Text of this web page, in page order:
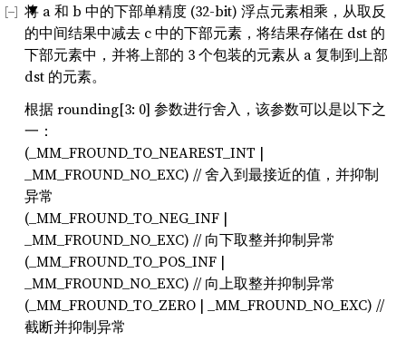
将 a 和 b 中的下部单精度 (32-bit) 浮点元素相乘，从取反
的中间结果中减去 c 中的下部元素，将结果存储在 dst 的
下部元素中，并将上部的 3 个包装的元素从 a 复制到上部
dst 的元素。
根据 rounding[3: 0] 参数进行舍入，该参数可以是以下之
一：
(_MM_FROUND_TO_NEAREST_INT |
_MM_FROUND_NO_EXC) // 舍入到最接近的值，并抑制
异常
(_MM_FROUND_TO_NEG_INF |
_MM_FROUND_NO_EXC) // 向下取整并抑制异常
(_MM_FROUND_TO_POS_INF |
_MM_FROUND_NO_EXC) // 向上取整并抑制异常
(_MM_FROUND_TO_ZERO | _MM_FROUND_NO_EXC) //
截断并抑制异常